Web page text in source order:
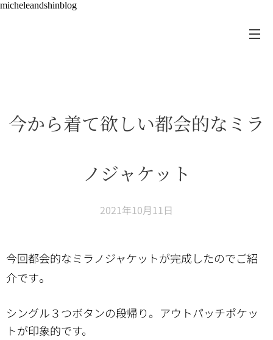
micheleandshinblog
今から着て欲しい都会的なミラ
ノジャケット
2021年10月11日
今回都会的なミラノジャケットが完成したのでご紹
介です。
シングル３つボタンの段帰り。アウトパッチポケッ
トが印象的です。